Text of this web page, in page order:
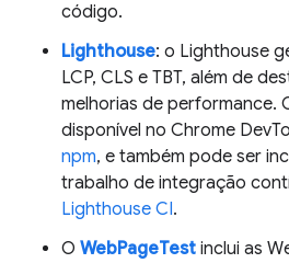
código.
Lighthouse: o Lighthouse
LCP, CLS e TBT, além de
melhorias de performance.
disponível no Chrome
npm, e também pode ser
trabalho de integração
Lighthouse CI.
O WebPageTest inclui as